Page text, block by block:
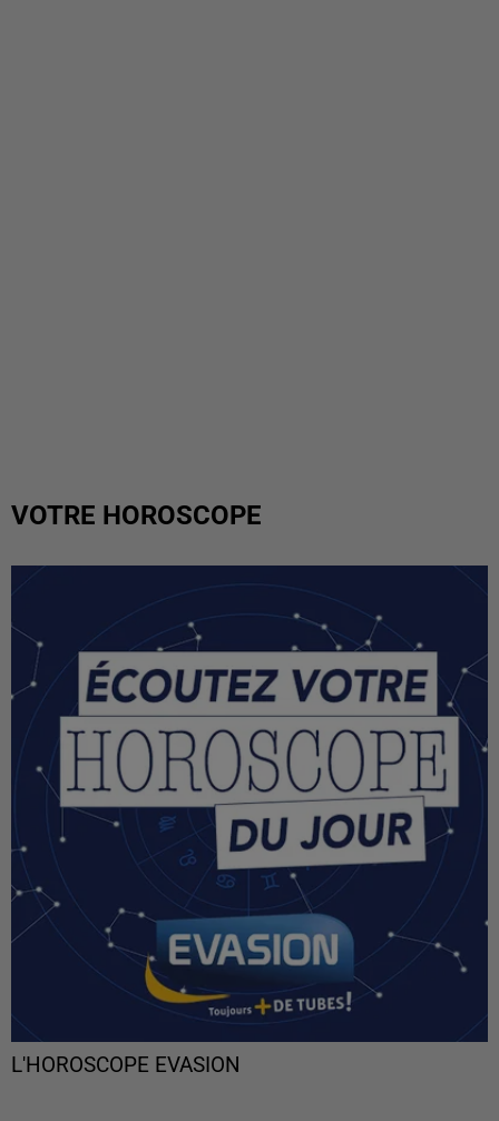
VOTRE HOROSCOPE
L'HOROSCOPE EVASION